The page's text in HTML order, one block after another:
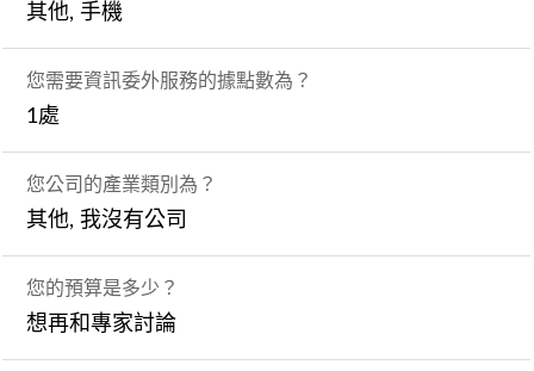
其他, 手機
您需要資訊委外服務的據點數為？
1處
您公司的產業類別為？
其他, 我沒有公司
您的預算是多少？
想再和專家討論